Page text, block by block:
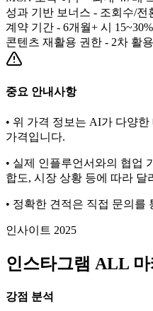
성과 기반 보너스 - 조회수/전
계약 기간 - 6개월+ 시
콘텐츠 재활용 권한 - 2차 활
중요 안내사항
• 위 가격 정보는 AI가 다양
가격입니다.
• 실제 인플루언서와의 협업
합도, 시장 상황 등에 따라 달
• 정확한 견적은 직접 문의를
인사이트 2025
인스타그램 ALL
강점 분석